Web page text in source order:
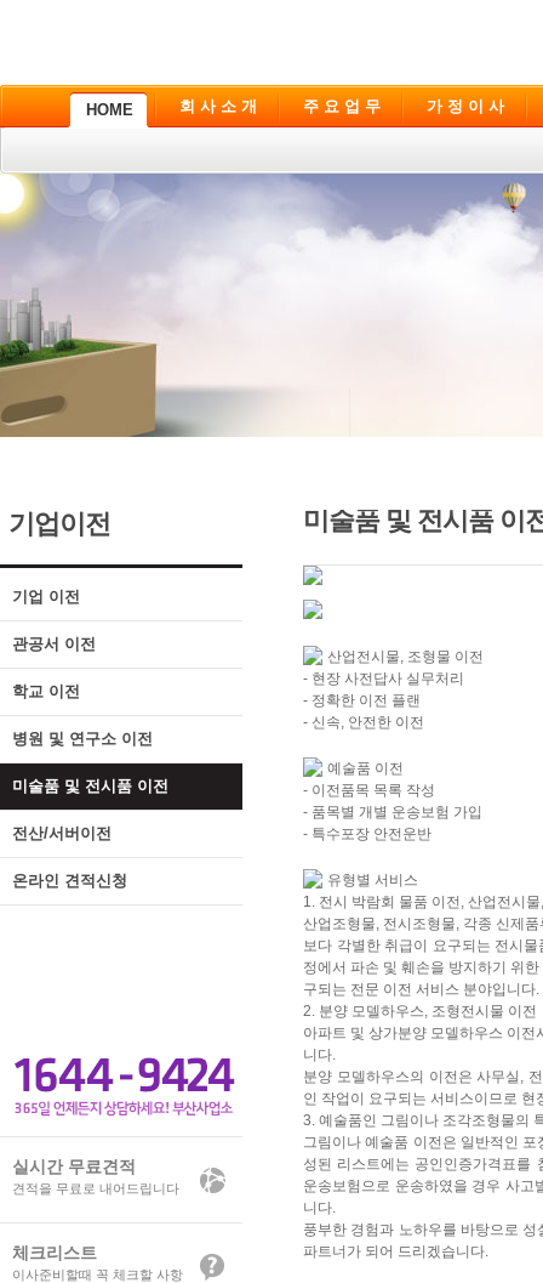
HOME 회 사 소 개 주 요 업 무 가 정 이 사
기업이전
기업 이전
관공서 이전
학교 이전
병원 및 연구소 이전
미술품 및 전시품 이전
전산/서버이전
온라인 견적신청
실시간 무료견적
견적을 무료로 내어드립니다
체크리스트
이사준비할때 꼭 체크할 사항
미술품 및 전시품 이
산업전시물, 조형물 이전
- 현장 사전답사 실무처리
- 정확한 이전 플랜
- 신속, 안전한 이전
예술품 이전
- 이전품목 목록 작성
- 품목별 개별 운송보험 가입
- 특수포장 안전운반
유형별 서비스
1. 전시 박람회 물품 이전, 산업전시
산업조형물, 전시조형물, 각종 신제
보다 각별한 취급이 요구되는 전시
정에서 파손 및 훼손을 방지하기 위
구되는 전문 이전 서비스 분야입니다.
2. 분양 모델하우스, 조형전시물 이전
아파트 및 상가분양 모델하우스 이
니다.
분양 모델하우스의 이전은 사무실,
인 작업이 요구되는 서비스이므로
3. 예술품인 그림이나 조각조형물의
그림이나 예술품 이전은 일반적인
성된 리스트에는 공인인증가격표를
운송보험으로 운송하였을 경우 사
니다.
풍부한 경험과 노하우를 바탕으로
파트너가 되어 드리겠습니다.